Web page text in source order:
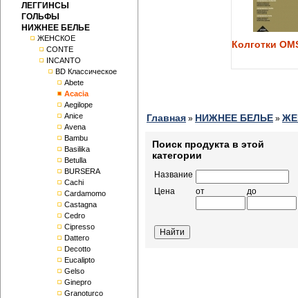
ЛЕГГИНСЫ
ГОЛЬФЫ
НИЖНЕЕ БЕЛЬЕ
ЖЕНСКОЕ
CONTE
INCANTO
BD Классическое
Abete
Acacia
Aegilope
Anice
Avena
Bambu
Basilika
Betulla
BURSERA
Cachi
Cardamomo
Castagna
Cedro
Cipresso
Dattero
Decotto
Eucalipto
Gelso
Ginepro
Granoturco
Колготки
Главная » НИЖНЕЕ БЕЛЬЕ »
Поиск продукта в этой
категории
Название
Цена
от до